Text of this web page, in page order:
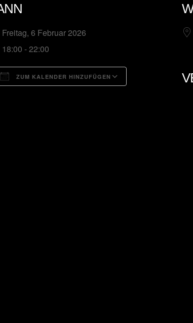
Freitag, 6 Februar 2026
18:00 - 22:00
ZUM KALENDER HINZUFÜGEN